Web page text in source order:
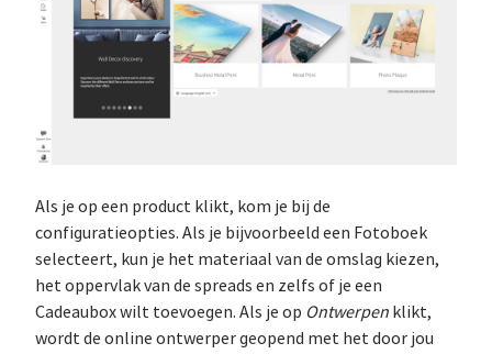
Als je op een product klikt, kom je bij de
configuratieopties. Als je bijvoorbeeld een Fotoboek
selecteert, kun je het materiaal van de omslag kiezen,
het oppervlak van de spreads en zelfs of je een
Cadeaubox wilt toevoegen. Als je op Ontwerpen klikt,
wordt de online ontwerper geopend met het door jou